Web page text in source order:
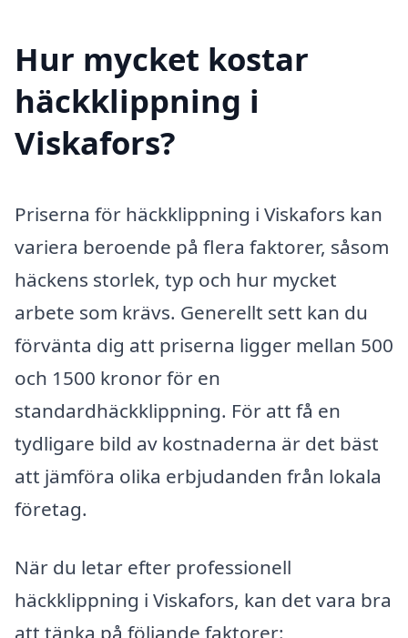
Hur mycket kostar
häckklippning i
Viskafors?
Priserna för häckklippning i Viskafors kan
variera beroende på flera faktorer, såsom
häckens storlek, typ och hur mycket
arbete som krävs. Generellt sett kan du
förvänta dig att priserna ligger mellan 500
och 1500 kronor för en
standardhäckklippning. För att få en
tydligare bild av kostnaderna är det bäst
att jämföra olika erbjudanden från lokala
företag.
När du letar efter professionell
häckklippning i Viskafors, kan det vara bra
att tänka på följande faktorer: